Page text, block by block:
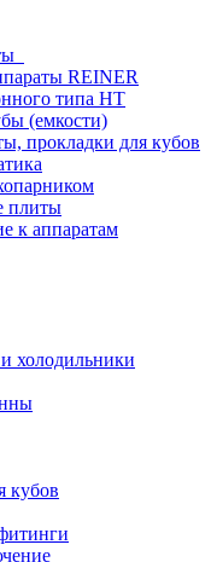
REINER
типа НТ
(емкости)
прокладки для кубов
плиты
к аппаратам
холодильники
кубов